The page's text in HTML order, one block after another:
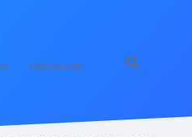
Hakkımızda